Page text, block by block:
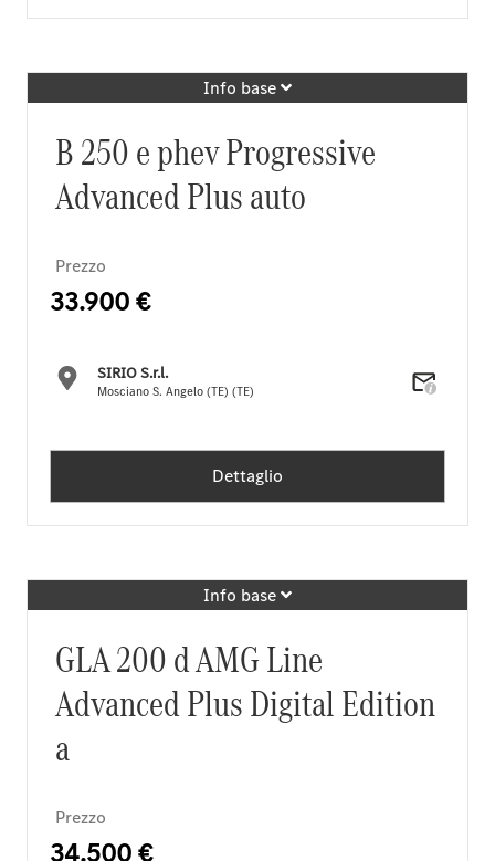
Info base
B 250 e phev Progressive
Advanced Plus auto
Prezzo
33.900 €
SIRIO S.r.l.
Mosciano S. Angelo (TE) (TE)
Dettaglio
Info base
GLA 200 d AMG Line
Advanced Plus Digital Edition
a
Prezzo
34.500 €